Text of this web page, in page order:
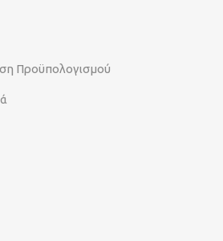
Προϋπολογισμού